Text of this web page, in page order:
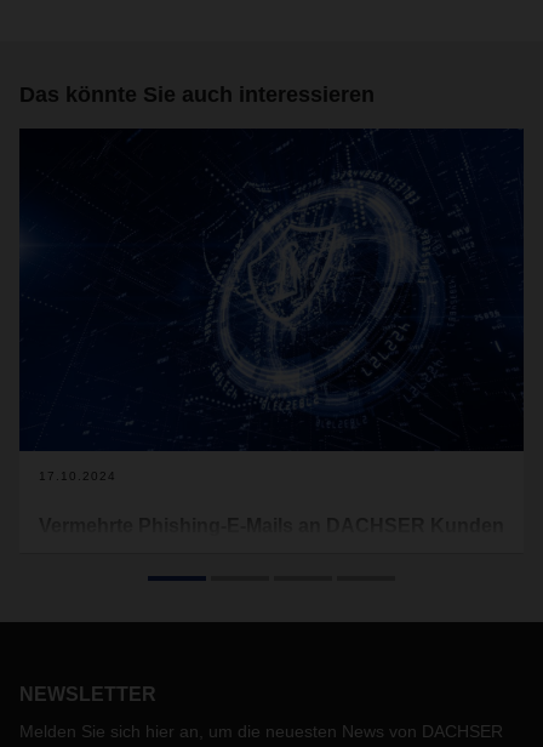
Das könnte Sie auch interessieren
17.10.2024
gefälschte E-Mails, sogenannte Phishing-Mails, im Namen
gekennzeichnet ist, gezielt Informationen von Kunden
NEWSLETTER
Melden Sie sich hier an, um die neuesten News von DACHSER